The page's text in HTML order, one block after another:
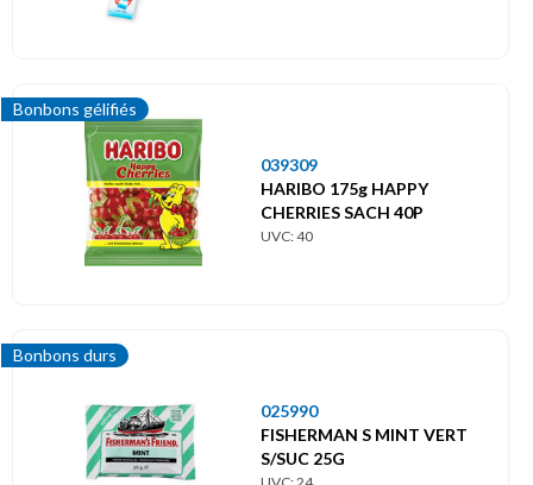
Bonbons gélifiés
039309
HARIBO 175g HAPPY
CHERRIES SACH 40P
UVC: 40
Bonbons durs
025990
FISHERMAN S MINT VERT
S/SUC 25G